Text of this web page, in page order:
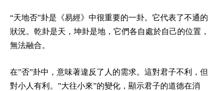
“天地否”卦是《易經》中很重要的一卦。它代表了不通的
狀況。乾卦是天，坤卦是地，它們各自處於自己的位置，
無法融合。
在”否”卦中，意味著違反了人的需求。這對君子不利，但
對小人有利。”大往小來”的變化，顯示君子的道德在消